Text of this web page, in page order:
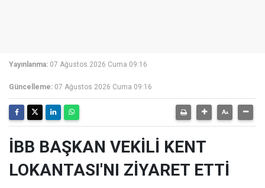
Yayınlanma: 07 Ağustos 2026 Cuma 09:16
Güncelleme: 07 Ağustos 2026 Cuma 09:16
İBB BAŞKAN VEKİLİ KENT
LOKANTASI'NI ZİYARET ETTİ